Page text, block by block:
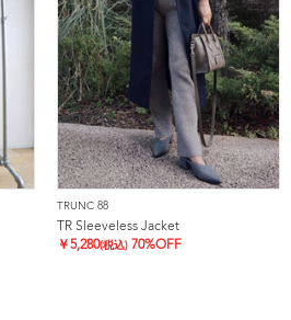
TRUNC 88
TR Sleeveless Jacket
￥5,280(税込) 70%OFF